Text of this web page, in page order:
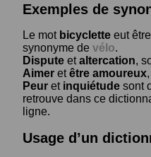
Exemples de
Le mot bicyclette eut
synonyme de vélo.
Dispute etaltercation,
Aimer etêtre amoureux
Peur et inquiétude sont
retrouve dans ce
ligne.
Usage d’un